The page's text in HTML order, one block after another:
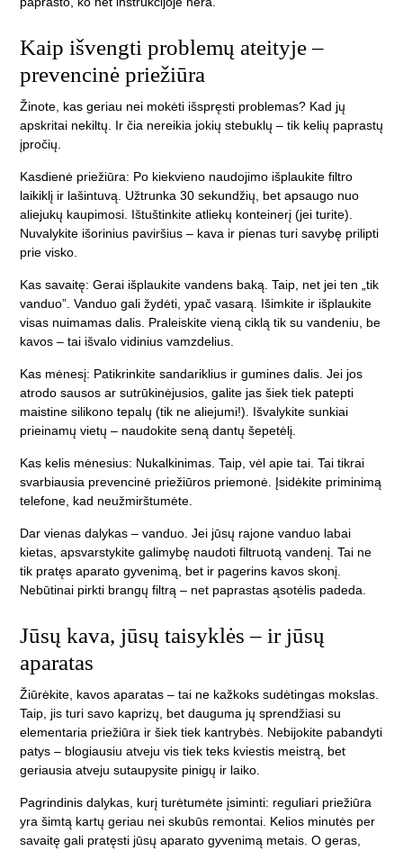
Kaip išvengti problemų ateityje –
prevencinė priežiūra
Žinote, kas geriau nei mokėti išspręsti problemas? Kad jų
apskritai nekiltų. Ir čia nereikia jokių stebuklų – tik kelių paprastų
įpročių.
Kasdienė priežiūra: Po kiekvieno naudojimo išplaukite filtro
laikiklį ir lašintuvą. Užtrunka 30 sekundžių, bet apsaugo nuo
aliejukų kaupimosi. Ištuštinkite atliekų konteinerį (jei turite).
Nuvalykite išorinius paviršius – kava ir pienas turi savybę prilipti
prie visko.
Kas savaitę: Gerai išplaukite vandens baką. Taip, net jei ten „tik
vanduo”. Vanduo gali žydėti, ypač vasarą. Išimkite ir išplaukite
visas nuimamas dalis. Praleiskite vieną ciklą tik su vandeniu, be
kavos – tai išvalo vidinius vamzdelius.
Kas mėnesį: Patikrinkite sandariklius ir gumines dalis. Jei jos
atrodo sausos ar sutrūkinėjusios, galite jas šiek tiek patepti
maistine silikono tepalų (tik ne aliejumi!). Išvalykite sunkiai
prieinamų vietų – naudokite seną dantų šepetėlį.
Kas kelis mėnesius: Nukalkinimas. Taip, vėl apie tai. Tai tikrai
svarbiausia prevencinė priežiūros priemonė. Įsidėkite priminimą
telefone, kad neužmirštumėte.
Dar vienas dalykas – vanduo. Jei jūsų rajone vanduo labai
kietas, apsvarstykite galimybę naudoti filtruotą vandenį. Tai ne
tik pratęs aparato gyvenimą, bet ir pagerins kavos skonį.
Nebūtinai pirkti brangų filtrą – net paprastas ąsotėlis padeda.
Jūsų kava, jūsų taisyklės – ir jūsų
aparatas
Žiūrėkite, kavos aparatas – tai ne kažkoks sudėtingas mokslas.
Taip, jis turi savo kaprizų, bet dauguma jų sprendžiasi su
elementaria priežiūra ir šiek tiek kantrybės. Nebijokite pabandyti
patys – blogiausiu atveju vis tiek teks kviestis meistrą, bet
geriausia atveju sutaupysite pinigų ir laiko.
Pagrindinis dalykas, kurį turėtumėte įsiminti: reguliari priežiūra
yra šimtą kartų geriau nei skubūs remontai. Kelios minutės per
savaitę gali pratęsti jūsų aparato gyvenimą metais. O geras,